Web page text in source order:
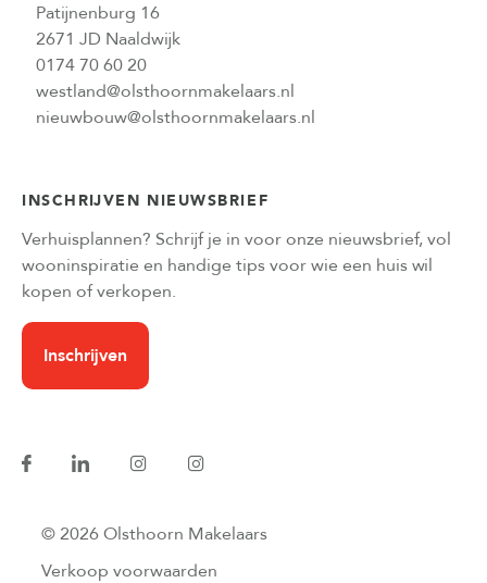
Patijnenburg 16
2671 JD Naaldwijk
0174 70 60 20
westland@olsthoornmakelaars.nl
nieuwbouw@olsthoornmakelaars.nl
INSCHRIJVEN NIEUWSBRIEF
Verhuisplannen? Schrijf je in voor onze nieuwsbrief, vol
wooninspiratie en handige tips voor wie een huis wil
kopen of verkopen.
Inschrijven
© 2026 Olsthoorn Makelaars
Verkoop voorwaarden